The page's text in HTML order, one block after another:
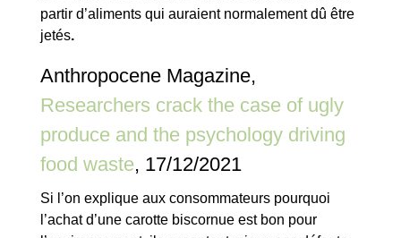
partir d’aliments qui auraient normalement dû être
jetés.
Anthropocene Magazine,
Researchers crack the case of ugly
produce and the psychology driving
food waste, 17/12/2021
Si l’on explique aux consommateurs pourquoi
l’achat d’une carotte biscornue est bon pour